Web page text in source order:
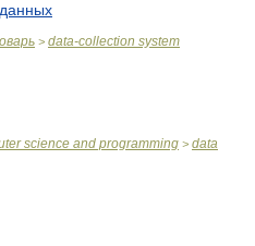
> data-collection system
science and programming > data